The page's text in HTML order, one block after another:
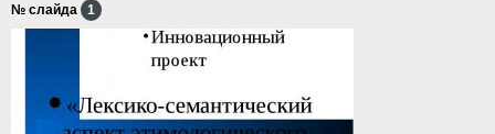
№ слайда 1